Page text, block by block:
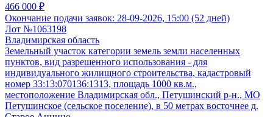
466 000 ₽
Окончание подачи заявок: 28-09-2026, 15:00 (52 дней)
Лот №1063198
Владимирская область
Земельный участок категории земель земли населенных
пунктов, вид разрешенного использования - для
индивидуального жилищного строительства, кадастровый
номер 33:13:070136:1313, площадь 1000 кв.м.,
местоположение Владимирская обл., Петушинский р-н., МО
Петушинское (сельское поселение), в 50 метрах восточнее д.